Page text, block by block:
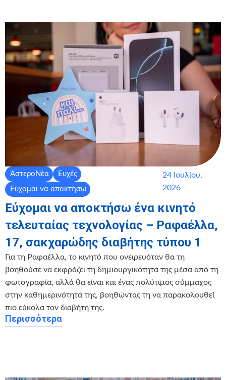
ΑστεροΝέα
Ευχές
Εύχομαι να αποκτήσω
24 Ιουλίου,
2026
Εύχομαι να αποκτήσω ένα κινητό
τελευταίας τεχνολογίας – Ραφαέλλα,
17, σακχαρώδης διαβήτης τύπου 1
Για τη Ραφαέλλα, το κινητό που ονειρευόταν θα τη
βοηθούσε να εκφράζει τη δημιουργικότητά της μέσα από τη
φωτογραφία, αλλά θα είναι και ένας πολύτιμος σύμμαχος
στην καθημερινότητά της, βοηθώντας τη να παρακολουθεί
πιο εύκολα τον διαβήτη της.
Περισσότερα